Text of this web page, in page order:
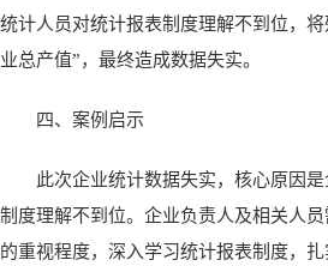
统计人员对统计报表制度理解不到位，
业总产值”，最终造成数据失实。
四、案例启示
此次企业统计数据失实，核心原因
制度理解不到位。企业负责人及相关人
的重视程度，深入学习统计报表制度，